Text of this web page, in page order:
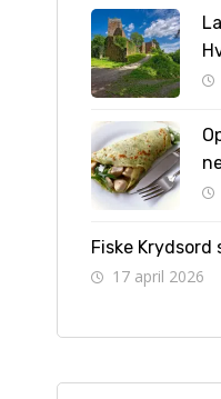
Fiske Krydsord
17 april 2026